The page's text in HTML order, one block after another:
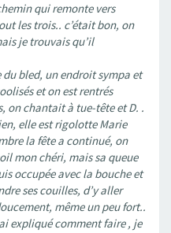
qui remonte vers
les trois.. c’était bon, on
je trouvais qu’il
du bled, un endroit sympa et
et on est rentrés
on chantait à tue-tête et D. .
elle est rigolotte Marie
la fête a continué, on
mon chéri, mais sa queue
occupée avec la bouche et
ses couilles, d’y aller
même un peu fort..
expliqué comment faire , je